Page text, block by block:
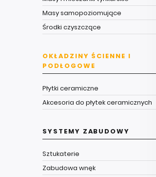
Masy samopoziomujące
Środki czyszczące
OKŁADZINY ŚCIENNE I
PODŁOGOWE
Płytki ceramiczne
Akcesoria do płytek ceramicznych
SYSTEMY ZABUDOWY
Sztukaterie
Zabudowa wnęk